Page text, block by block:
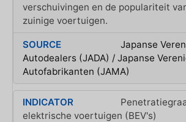
verschuivingen en de populariteit
zuinige voertuigen.
Japanse
Autodealers (JADA) / Japanse
Autofabrikanten (JAMA)
elektrische voertuigen (BEV's)